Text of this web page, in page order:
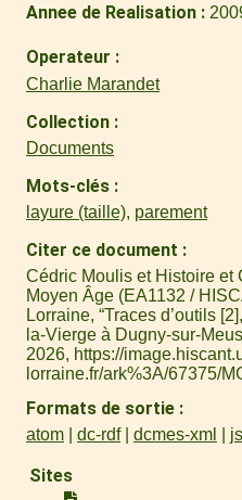
Annee de Realisation
Operateur
Charlie Marandet
Collection
Documents
Mots-clés
layure (taille), parement
Citer ce document
Cédric Moulis et Histoire et
Moyen Âge (EA1132 /
Lorraine, “Traces d’outils
la-Vierge à Dugny-sur-
2026, https://
lorraine.fr/ark%3A/67375/
Formats de sortie
atom dc-rdf dcmes-xml
Sites